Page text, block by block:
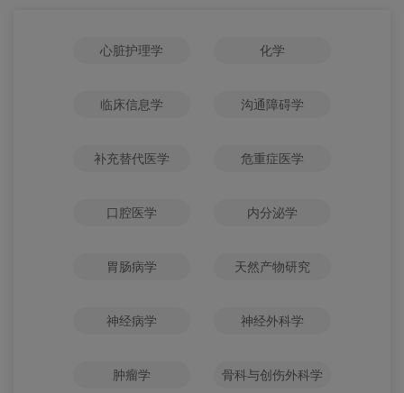
心脏护理学 化学
临床信息学 沟通障碍学
补充替代医学 危重症医学
口腔医学 内分泌学
胃肠病学 天然产物研究
神经病学 神经外科学
肿瘤学 骨科与创伤外科学